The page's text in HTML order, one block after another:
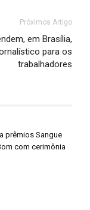
Próximos Artigo
em Brasília,
para os
trabalhadores
prêmios Sangue
com cerimônia